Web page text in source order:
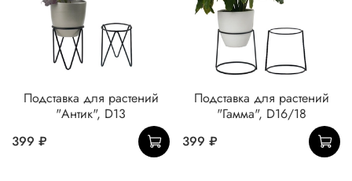
Подставка для растений
"Антик", D13
399 ₽
Подставка для растений
"Гамма", D16/18
399 ₽